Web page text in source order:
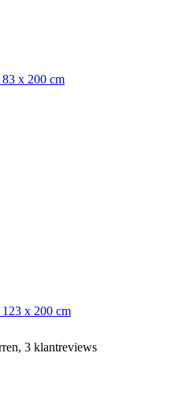
x 200 cm
x 200 cm
3 klantreviews